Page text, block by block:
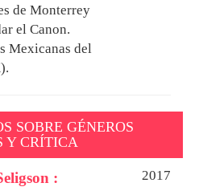
de Monterrey
el Canon.
Mexicanas del
SOBRE GÉNEROS
Y CRÍTICA
:
2017